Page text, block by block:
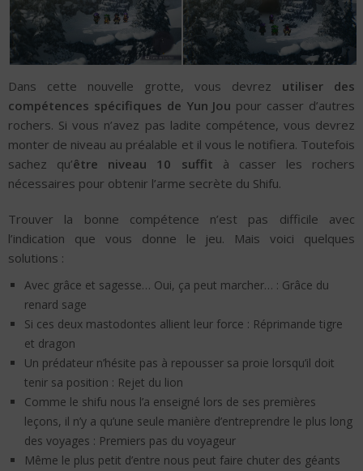
Dans cette nouvelle grotte, vous devrez utiliser des
compétences spécifiques de Yun Jou pour casser d’autres
rochers. Si vous n’avez pas ladite compétence, vous devrez
monter de niveau au préalable et il vous le notifiera. Toutefois
sachez qu’être niveau 10 suffit à casser les rochers
nécessaires pour obtenir l’arme secrète du Shifu.
Trouver la bonne compétence n’est pas difficile avec
l’indication que vous donne le jeu. Mais voici quelques
solutions :
Avec grâce et sagesse… Oui, ça peut marcher… : Grâce du
renard sage
Si ces deux mastodontes allient leur force : Réprimande tigre
et dragon
Un prédateur n’hésite pas à repousser sa proie lorsqu’il doit
tenir sa position : Rejet du lion
Comme le shifu nous l’a enseigné lors de ses premières
leçons, il n’y a qu’une seule manière d’entreprendre le plus long
des voyages : Premiers pas du voyageur
Même le plus petit d’entre nous peut faire chuter des géants